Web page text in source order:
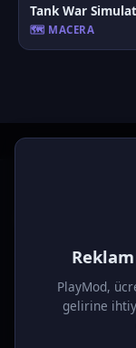
🗺️ MACERA
PlayMod,
gelirine
Ücretsiz online